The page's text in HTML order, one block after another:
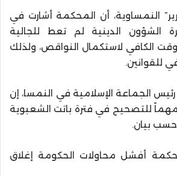
النمساوية، أن المحكمة أشارت في
الشؤون الدينية لم تعط للجالية
الكافي لاستكمال النواقص، ولذلك
للقوانين.
الجماعة الإسلامية في النمسا، إن
مهماً للتصحيح في فترة باتت الشعبوية
حسب بيان.
أفشل محاولات الحكومة إغلاق